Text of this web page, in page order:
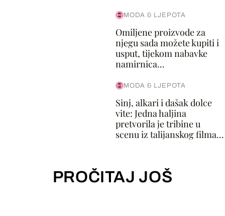
MODA & LJEPOTA
Omiljene proizvode za
njegu sada možete kupiti i
usput, tijekom nabavke
namirnica...
MODA & LJEPOTA
Sinj, alkari i dašak dolce
vite: Jedna haljina
pretvorila je tribine u
scenu iz talijanskog filma...
PROČITAJ JOŠ